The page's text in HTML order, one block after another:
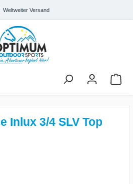
Weltweiter Versand
Inlux 3/4 SLV Top